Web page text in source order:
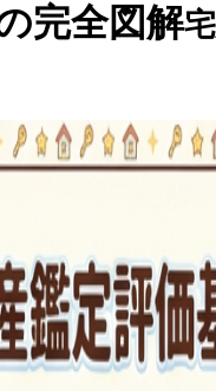
完全図解